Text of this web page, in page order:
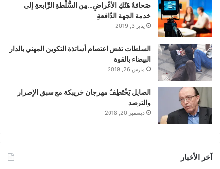
صَحافةُ هَتْكِ الأعْراضِ…مِن السُّلْطةِ الرِّابعةِ إلى
خدمة الجهة الدّافعةِ
يناير 3, 2019
السلطات تفض اعتصام أساتذة التكوين المهني بالدار
البيضاء بالقوة
مارس 26, 2019
الصايل يَخْتَطِفُ مهرجان خريبكة مع سبق الإصرار
والترصد
ديسمبر 20, 2018
آخر الأخبار